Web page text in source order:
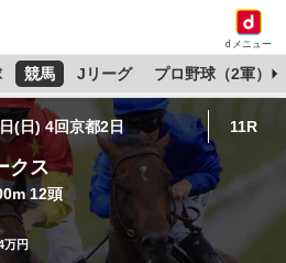
dメニュー
競馬 Jリーグ プロ野球（2軍）
(日) 4回京都2日 11R
クス
12頭
万円